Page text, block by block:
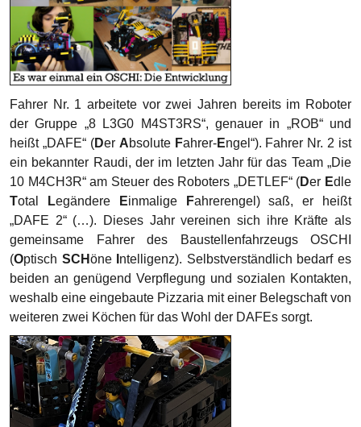
gemeinsame Fahrer des Baustellenfahrzeugs OSCHI
ptischSCH öneIntelligenz). Selbstverständlich bedarf es
beiden an genügend Verpflegung und sozialen Kontakten,
weshalb eine eingebaute Pizzaria mit einer Belegschaft von
weiteren zwei Köchen für das Wohl der DAFEs sorgt.
„Unser Grundgedanke war, verschiedene Sensoren
einzubauen. Das waren zum Beispiel ein
Abstandssensor und unten noch einen Farbsensor.